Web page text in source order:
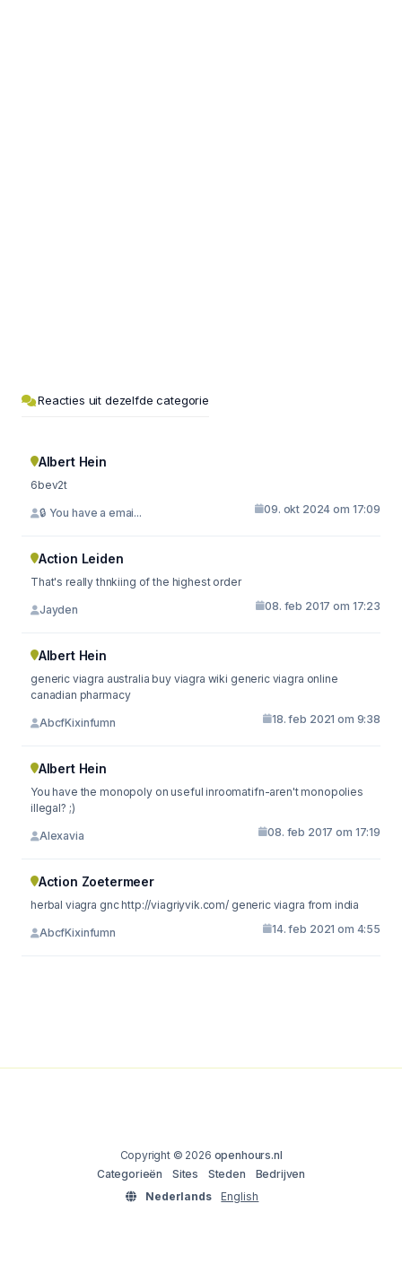
Reacties uit dezelfde categorie
Albert Hein
6bev2t
🔒 You have a emai... 09. okt 2024 om 17:09
Action Leiden
That's really thnkiing of the highest order
Jayden 08. feb 2017 om 17:23
Albert Hein
generic viagra australia buy viagra wiki generic viagra online
canadian pharmacy
AbcfKixinfumn 18. feb 2021 om 9:38
Albert Hein
You have the monopoly on useful inroomatifn-aren't monopolies
illegal? ;)
Alexavia 08. feb 2017 om 17:19
Action Zoetermeer
herbal viagra gnc http://viagriyvik.com/ generic viagra from india
AbcfKixinfumn 14. feb 2021 om 4:55
Copyright © 2026 openhours.nl
Categorieën
Sites Steden
Bedrijven
Nederlands
English